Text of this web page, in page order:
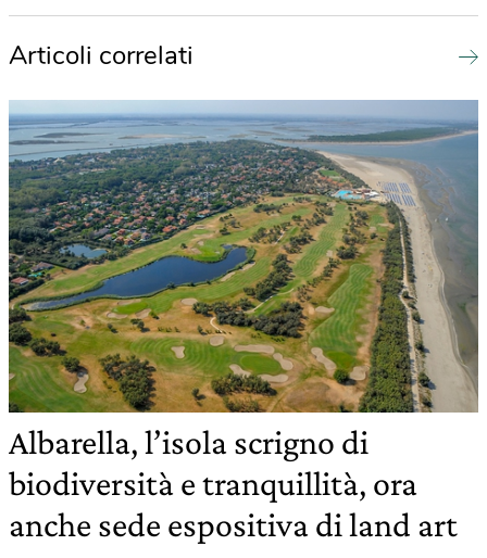
Articoli correlati
Albarella, l’isola scrigno di
biodiversità e tranquillità, ora
anche sede espositiva di land art